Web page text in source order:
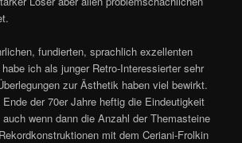
fundierten, sprachlich exzellenten
ich als junger Retro-Interessierter sehr
zur Ästhetik haben viel bewirkt.
der 70er Jahre heftig die Eindeutigkeit
wenn dann die Anzahl der Themasteine
mit dem Ceriani-Frolkin